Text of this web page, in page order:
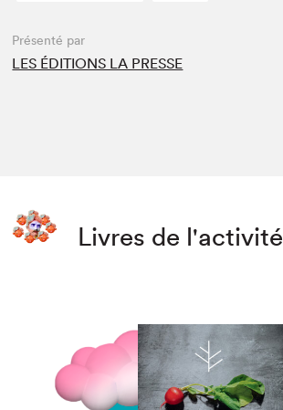
Présenté par
LES ÉDITIONS LA PRESSE
Livres de l'activité